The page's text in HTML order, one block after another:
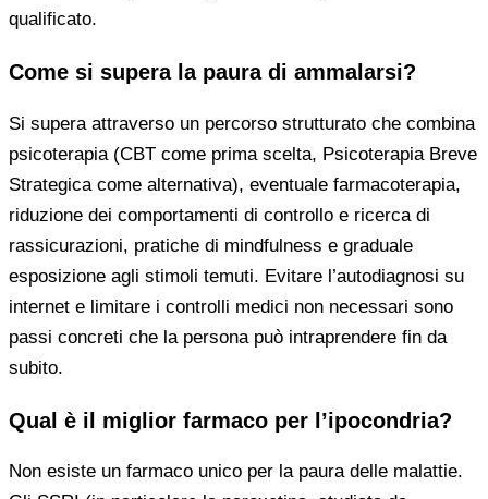
qualificato.
Come si supera la paura di ammalarsi?
Si supera attraverso un percorso strutturato che combina
psicoterapia (CBT come prima scelta, Psicoterapia Breve
Strategica come alternativa), eventuale farmacoterapia,
riduzione dei comportamenti di controllo e ricerca di
rassicurazioni, pratiche di mindfulness e graduale
esposizione agli stimoli temuti. Evitare l’autodiagnosi su
internet e limitare i controlli medici non necessari sono
passi concreti che la persona può intraprendere fin da
subito.
Qual è il miglior farmaco per l’ipocondria?
Non esiste un farmaco unico per la paura delle malattie.